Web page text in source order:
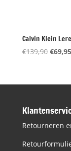
Calvin Klein
€139,90 €69,95
Retourneren